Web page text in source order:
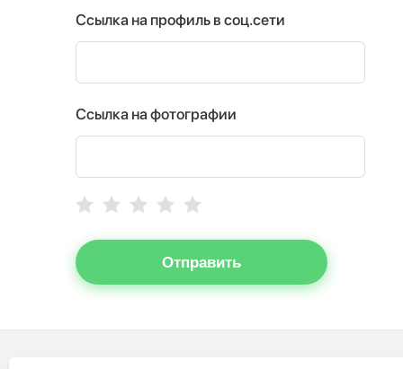
Ссылка на профиль в соц.сети
Ссылка на фотографии
Отправить